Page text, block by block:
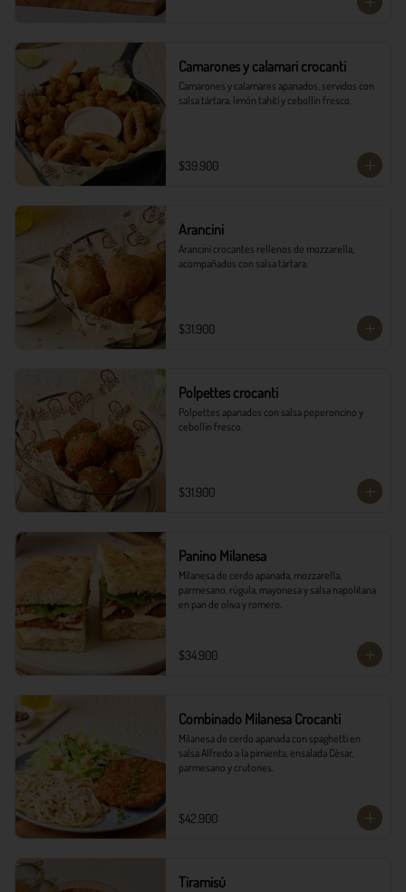
Camarones y calamari crocanti
Camarones y calamares apanados, servidos con
salsa tártara, limón tahití y cebollín fresco.
$39.900
Arancini
Arancini crocantes rellenos de mozzarella,
acompañados con salsa tártara.
$31.900
Polpettes crocanti
Polpettes apanados con salsa peperoncino y
cebollín fresco.
$31.900
Panino Milanesa
Milanesa de cerdo apanada, mozzarella,
parmesano, rúgula, mayonesa y salsa napolitana
en pan de oliva y romero.
$34.900
Combinado Milanesa Crocanti
Milanesa de cerdo apanada con spaghetti en
salsa Alfredo a la pimienta, ensalada César,
parmesano y crutones.
$42.900
Tiramisú